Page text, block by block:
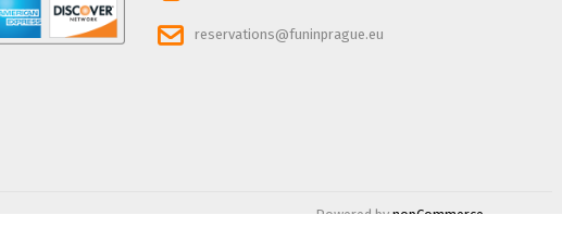
reservations@funinprague.eu
Powered bynopCommerce